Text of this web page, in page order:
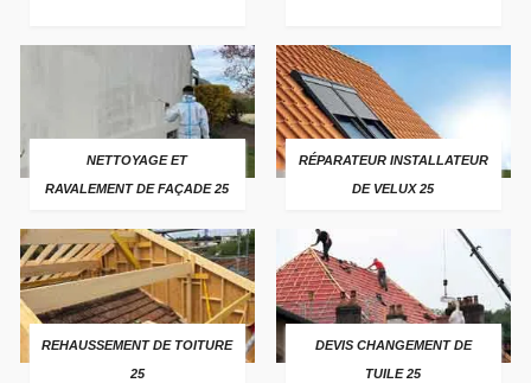
NETTOYAGE ET
RAVALEMENT DE FAÇADE 25
RÉPARATEUR INSTALLATEUR
DE VELUX 25
REHAUSSEMENT DE TOITURE
25
DEVIS CHANGEMENT DE
TUILE 25